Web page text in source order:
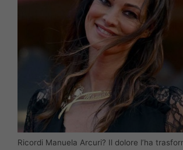
Ricordi Manuela Arcuri? Il dolore l’ha